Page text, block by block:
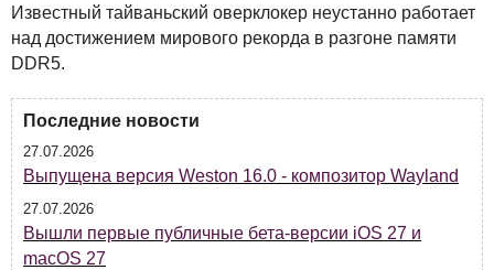
Известный тайваньский оверклокер неустанно работает
над достижением мирового рекорда в разгоне памяти
DDR5.
Последние новости
27.07.2026
Выпущена версия Weston 16.0 - композитор Wayland
27.07.2026
Вышли первые публичные бета-версии iOS 27 и
macOS 27